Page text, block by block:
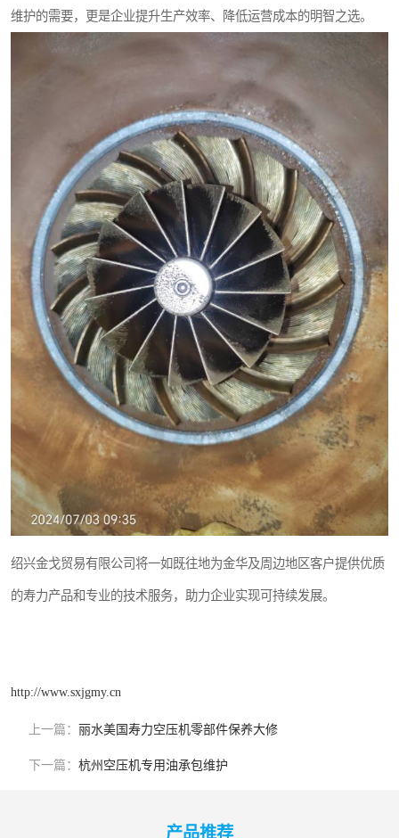
维护的需要，更是企业提升生产效率、降低运营成本的明智之选。
绍兴金戈贸易有限公司将一如既往地为金华及周边地区客户提供优质
的寿力产品和专业的技术服务，助力企业实现可持续发展。
http://www.sxjgmy.cn
上一篇： 丽水美国寿力空压机零部件保养大修
下一篇： 杭州空压机专用油承包维护
产品推荐